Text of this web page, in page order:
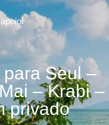
Seul –
– Krabi –
privado